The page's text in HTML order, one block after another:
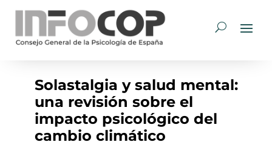
Solastalgia y salud mental:
una revisión sobre el
impacto psicológico del
cambio climático